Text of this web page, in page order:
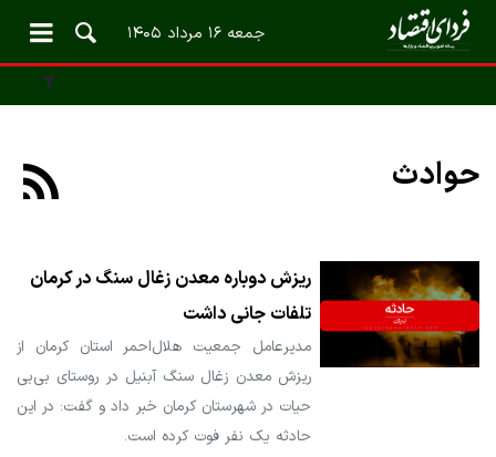
جمعه ۱۶ مرداد ۱۴۰۵
حوادث
ریزش دوباره معدن زغال سنگ در کرمان
تلفات جانی داشت
مدیرعامل جمعیت هلال‌احمر استان کرمان از
ریزش معدن زغال سنگ آبنیل در روستای بی‌بی
حیات در شهرستان کرمان خبر داد و گفت: در این
حادثه یک نفر فوت کرده است.